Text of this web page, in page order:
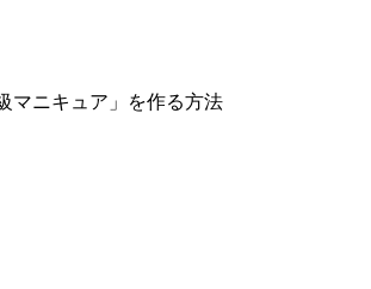
マニキュア」を作る方法